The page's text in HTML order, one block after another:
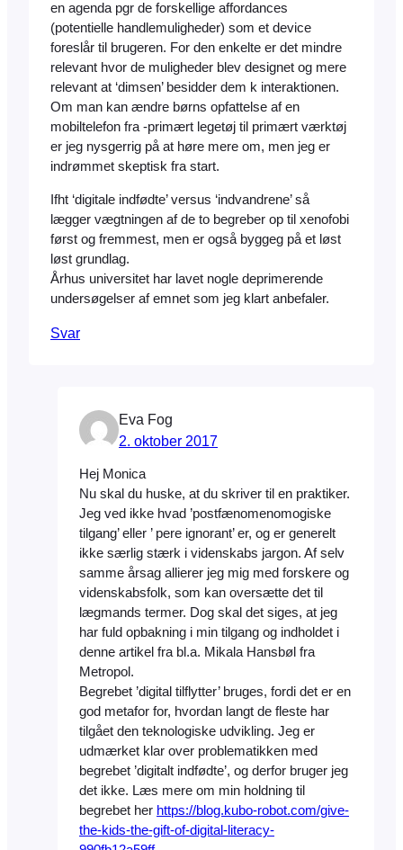
en agenda pgr de forskellige affordances
(potentielle handlemuligheder) som et device
foreslår til brugeren. For den enkelte er det mindre
relevant hvor de muligheder blev designet og mere
relevant at ‘dimsen’ besidder dem k interaktionen.
Om man kan ændre børns opfattelse af en
mobiltelefon fra -primært legetøj til primært værktøj
er jeg nysgerrig på at høre mere om, men jeg er
indrømmet skeptisk fra start.
Ifht ‘digitale indfødte’ versus ‘indvandrene’ så
lægger vægtningen af de to begreber op til xenofobi
først og fremmest, men er også byggeg på et løst
løst grundlag.
Århus universitet har lavet nogle deprimerende
undersøgelser af emnet som jeg klart anbefaler.
Svar
Eva Fog
2. oktober 2017
Hej Monica
Nu skal du huske, at du skriver til en praktiker.
Jeg ved ikke hvad ’postfænomenomogiske
tilgang’ eller ’ pere ignorant’ er, og er generelt
ikke særlig stærk i videnskabs jargon. Af selv
samme årsag allierer jeg mig med forskere og
videnskabsfolk, som kan oversætte det til
lægmands termer. Dog skal det siges, at jeg
har fuld opbakning i min tilgang og indholdet i
denne artikel fra bl.a. Mikala Hansbøl fra
Metropol.
Begrebet ’digital tilflytter’ bruges, fordi det er en
god metafor for, hvordan langt de fleste har
tilgået den teknologiske udvikling. Jeg er
udmærket klar over problematikken med
begrebet ’digitalt indfødte’, og derfor bruger jeg
det ikke. Læs mere om min holdning til
begrebet her https://blog.kubo-robot.com/give-
the-kids-the-gift-of-digital-literacy-